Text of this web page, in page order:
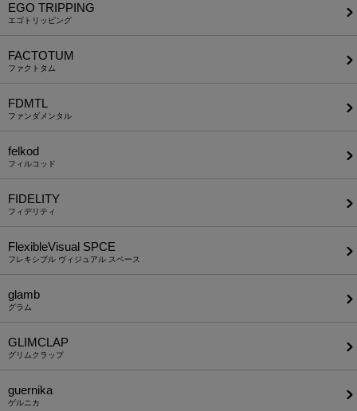
EGO TRIPPING
エゴトリッピング
FACTOTUM
ファクトタム
FDMTL
ファンダメンタル
felkod
フィルコッド
FIDELITY
フィデリティ
FlexibleVisual SPCE
フレキシブル ヴィジュアル スペース
glamb
グラム
GLIMCLAP
グリムクラップ
guernika
ゲルニカ